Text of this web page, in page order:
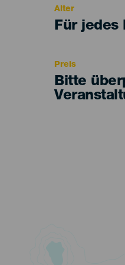
Alter
Edad
Für jedes
Preis
Bitte